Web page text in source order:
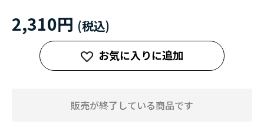
2,310円
お気に入りに追加
販売が終了している商品です